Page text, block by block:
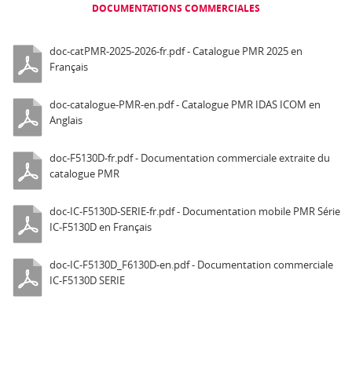
DOCUMENTATIONS COMMERCIALES
doc-catPMR-2025-2026-fr.pdf - Catalogue PMR 2025 en
Français
doc-catalogue-PMR-en.pdf - Catalogue PMR IDAS ICOM en
Anglais
doc-F5130D-fr.pdf - Documentation commerciale extraite du
catalogue PMR
doc-IC-F5130D-SERIE-fr.pdf - Documentation mobile PMR Série
IC-F5130D en Français
doc-IC-F5130D_F6130D-en.pdf - Documentation commerciale
IC-F5130D SERIE